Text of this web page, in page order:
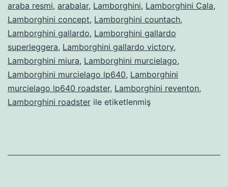
araba resmi, arabalar, Lamborghini, Lamborghini Cala,
Lamborghini concept, Lamborghini countach,
Lamborghini gallardo, Lamborghini gallardo
superleggera, Lamborghini gallardo victory,
Lamborghini miura, Lamborghini murcielago,
Lamborghini murcielago lp640, Lamborghini
murcielago lp640 roadster, Lamborghini reventon,
Lamborghini roadster ile etiketlenmiş